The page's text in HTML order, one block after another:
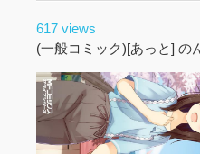
617 views
(一般コミック)[あっと] の